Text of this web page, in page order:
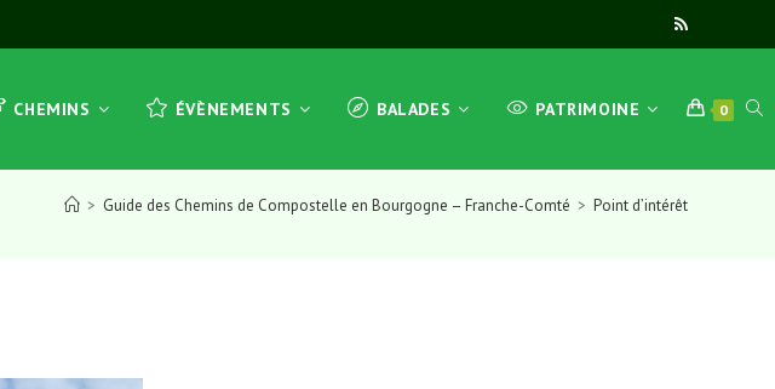
CHEMINS ÉVÈNEMENTS BALADES PATRIMOINE 0
> Guide des Chemins de Compostelle en Bourgogne – Franche-Comté > Point d’intérêt